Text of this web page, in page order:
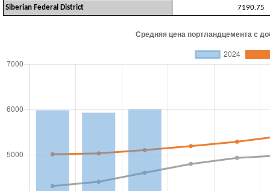
Siberian Federal District
7190.75